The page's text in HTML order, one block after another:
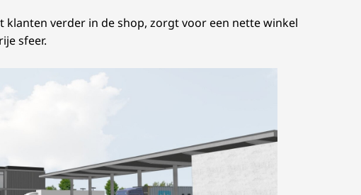
klanten verder in de shop, zorgt voor een nette winkel
sfeer.